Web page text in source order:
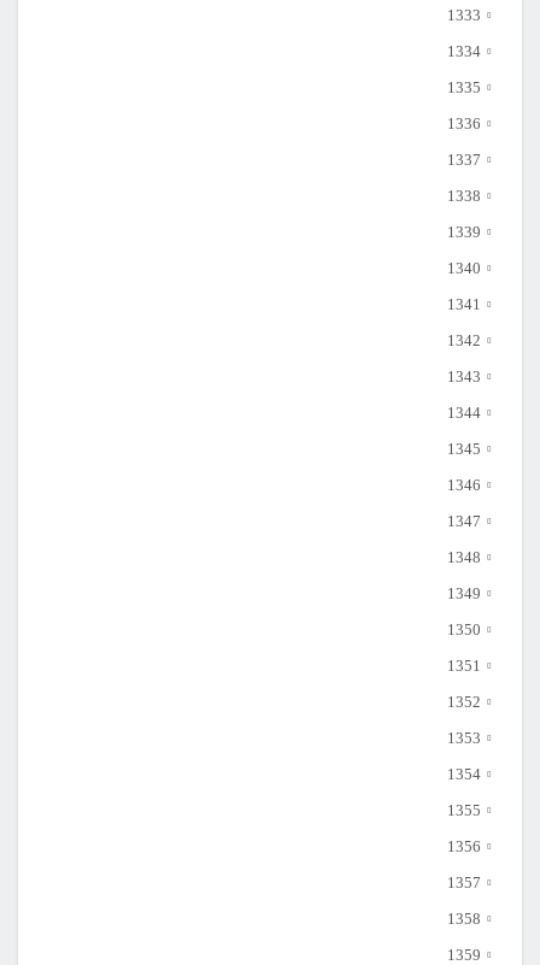
1333
1334
1335
1336
1337
1338
1339
1340
1341
1342
1343
1344
1345
1346
1347
1348
1349
1350
1351
1352
1353
1354
1355
1356
1357
1358
1359